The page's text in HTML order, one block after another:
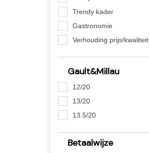
Trendy kader
Gastronomie
Verhouding prijs/kwaliteit
Gault&Millau
12/20
13/20
13.5/20
Betaalwijze